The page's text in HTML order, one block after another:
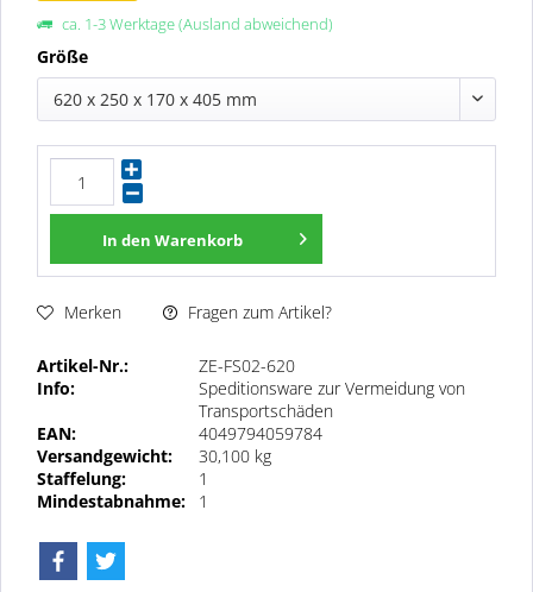
ca. 1-3 Werktage (Ausland abweichend)
Größe
620 x 250 x 170 x 405 mm
In den Warenkorb
Merken Fragen zum Artikel?
Artikel-Nr.:
ZE-FS02-620
Info:
Speditionsware zur Vermeidung von
Transportschäden
EAN:
4049794059784
Versandgewicht:
30,100 kg
Staffelung:
1
Mindestabnahme:
1